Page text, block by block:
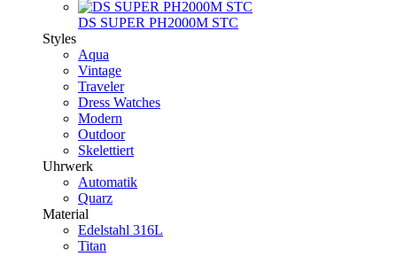
DS SUPER PH2000M STC
Styles
Aqua
Vintage
Traveler
Dress Watches
Modern
Outdoor
Skelettiert
Uhrwerk
Automatik
Quarz
Material
Edelstahl 316L
Titan